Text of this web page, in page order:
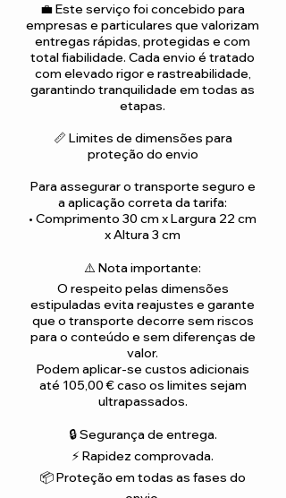
💼 Este serviço foi concebido para
empresas e particulares que valorizam
entregas rápidas, protegidas e com
total fiabilidade. Cada envio é tratado
com elevado rigor e rastreabilidade,
garantindo tranquilidade em todas as
etapas.
📏 Limites de dimensões para
proteção do envio
Para assegurar o transporte seguro e
a aplicação correta da tarifa:
• Comprimento 30 cm x Largura 22 cm
x Altura 3 cm
⚠️ Nota importante:
O respeito pelas dimensões
estipuladas evita reajustes e garante
que o transporte decorre sem riscos
para o conteúdo e sem diferenças de
valor.
Podem aplicar-se custos adicionais
até 105,00 € caso os limites sejam
ultrapassados.
🔒 Segurança de entrega.
⚡ Rapidez comprovada.
📦 Proteção em todas as fases do